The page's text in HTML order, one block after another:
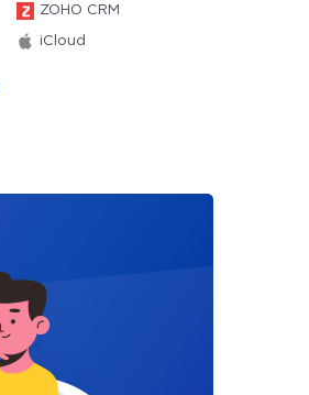
ZOHO CRM
iCloud